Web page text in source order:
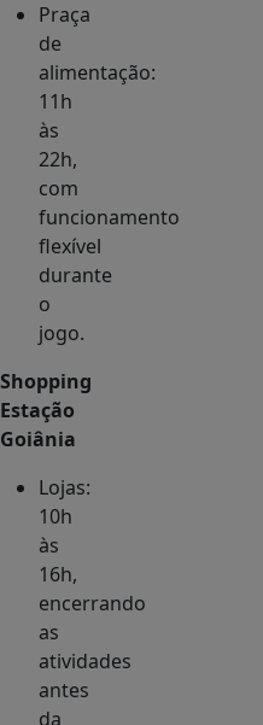
Praça
de
alimentação:
11h
às
22h,
com
funcionamento
flexível
durante
o
jogo.
Shopping
Estação
Goiânia
Lojas:
10h
às
16h,
encerrando
as
atividades
antes
da